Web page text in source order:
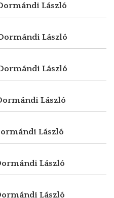
László
László
László
László
László
László
László